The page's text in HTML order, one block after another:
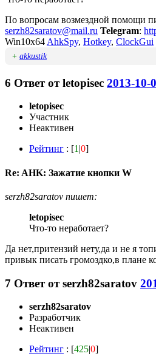
По вопросам возмездной помощи
serzh82saratov@mail.ru Telegram:
Win10x64 AhkSpy, Hotkey, ClockGui
+ akkustik
6 Ответ отletopisec 2013-10-
letopisec
Участник
Неактивен
Рейтинг : [1 |0]
Re: AHK: Зажатие кнопки W
serzh82saratov пишет:
letopisec
Что-то неработает?
Да нет,притензий нету,да и не я
привык писать громоздко,в плане
7 Ответ отserzh82saratov
serzh82saratov
Разработчик
Неактивен
Рейтинг : [425|0]